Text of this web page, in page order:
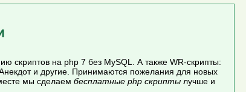
скриптов на php 7 без MySQL. А также WR-скрипты:
и другие. Принимаются пожелания для новых
мы сделаем бесплатные php скриптылучше и